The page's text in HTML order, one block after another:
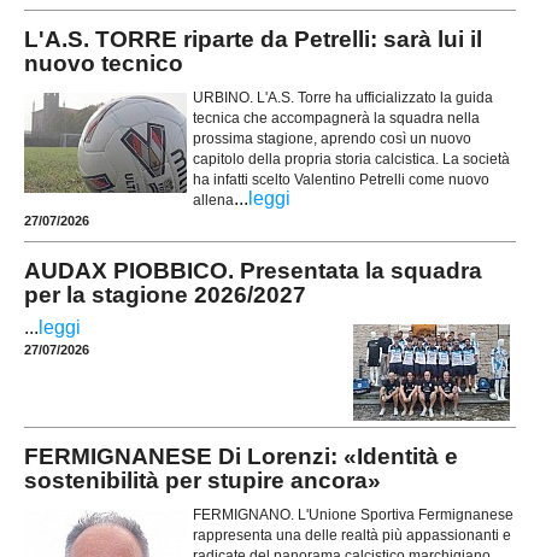
L'A.S. TORRE riparte da Petrelli: sarà lui il
nuovo tecnico
URBINO. L'A.S. Torre ha ufficializzato la guida
tecnica che accompagnerà la squadra nella
prossima stagione, aprendo così un nuovo
capitolo della propria storia calcistica. La società
ha infatti scelto Valentino Petrelli come nuovo
allena... leggi
27/07/2026
AUDAX PIOBBICO. Presentata la squadra
per la stagione 2026/2027
... leggi
27/07/2026
FERMIGNANESE Di Lorenzi: «Identità e
sostenibilità per stupire ancora»
FERMIGNANO. L'Unione Sportiva Fermignanese
rappresenta una delle realtà più appassionanti e